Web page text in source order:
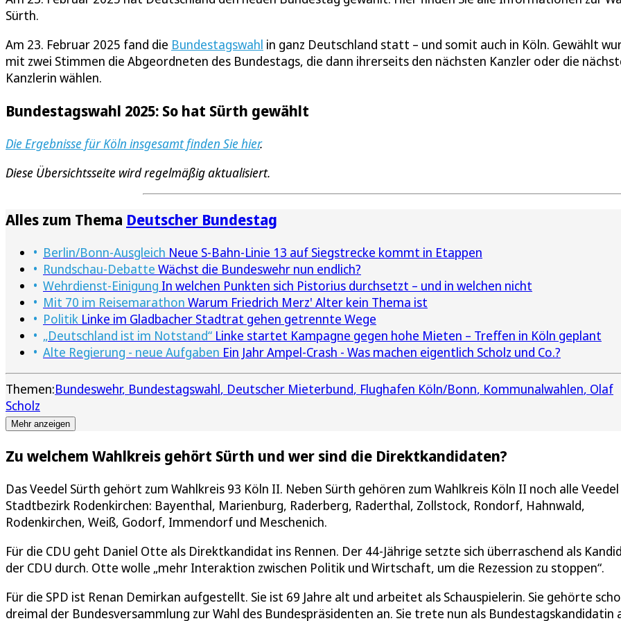
Sürth.
Am 23. Februar 2025 fand die Bundestagswahl in ganz Deutschland statt – und somit auch in Köln. Gewählt
mit zwei Stimmen die Abgeordneten des Bundestags, die dann ihrerseits den nächsten Kanzler oder die
Kanzlerin wählen.
Bundestagswahl 2025: So hat Sürth gewählt
Die Ergebnisse für Köln insgesamt finden Sie hier.
Diese Übersichtsseite wird regelmäßig aktualisiert.
Alles zum Thema Deutscher Bundestag
Berlin/Bonn-Ausgleich Neue S-Bahn-Linie 13 auf Siegstrecke kommt in Etappen
Rundschau-Debatte Wächst die Bundeswehr nun endlich?
Wehrdienst-Einigung In welchen Punkten sich Pistorius durchsetzt – und in welchen nicht
Mit 70 im Reisemarathon Warum Friedrich Merz' Alter kein Thema ist
Politik Linke im Gladbacher Stadtrat gehen getrennte Wege
„Deutschland ist im Notstand“ Linke startet Kampagne gegen hohe Mieten – Treffen in Köln geplant
Alte Regierung - neue Aufgaben Ein Jahr Ampel-Crash - Was machen eigentlich Scholz und Co.?
Themen:Bundeswehr Bundestagswahl Deutscher Mieterbund Flughafen Köln/Bonn Kommunalwahlen Olaf
Scholz
Mehr anzeigen
Zu welchem Wahlkreis gehört Sürth und wer sind die Direktkandidaten?
Das Veedel Sürth gehört zum Wahlkreis 93 Köln II. Neben Sürth gehören zum Wahlkreis Köln II noch alle
Stadtbezirk Rodenkirchen: Bayenthal, Marienburg, Raderberg, Raderthal, Zollstock, Rondorf, Hahnwald,
Rodenkirchen, Weiß, Godorf, Immendorf und Meschenich.
Für die CDU geht Daniel Otte als Direktkandidat ins Rennen. Der 44-Jährige setzte sich überraschend als
der CDU durch. Otte wolle „mehr Interaktion zwischen Politik und Wirtschaft, um die Rezession zu stoppen“.
Für die SPD ist Renan Demirkan aufgestellt. Sie ist 69 Jahre alt und arbeitet als Schauspielerin. Sie gehörte
dreimal der Bundesversammlung zur Wahl des Bundespräsidenten an. Sie trete nun als Bundestagskandidatin